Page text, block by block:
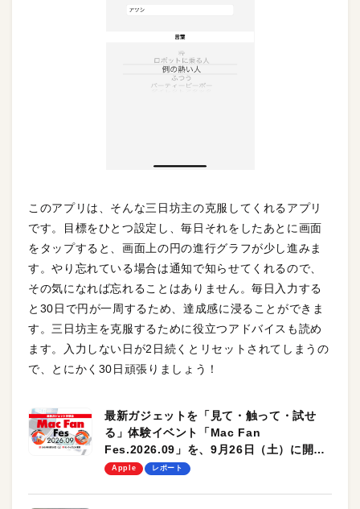
このアプリは、そんな三日坊主の克服してくれるアプリ
です。目標をひとつ設定し、毎日それをしたあとに画面
をタップすると、画面上の円の進行グラフが少し進みま
す。やり忘れている場合は通知で知らせてくれるので、
その気になれば忘れることはありません。毎日入力する
と30日で円が一周するため、達成感に浸ることができま
す。三日坊主を克服するために役立つアドバイスも読め
ます。入力しない日が2日続くとリセットされてしまうの
で、とにかく30日頑張りましょう！
最新ガジェットを「見て・触って・試せ
る」体験イベント「Mac Fan
Fes.2026.09」を、9月26日（土）に開催
します！
Apple レポート